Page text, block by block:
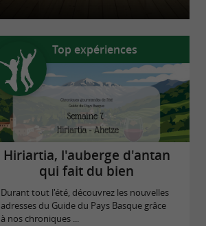
Top expériences
Hiriartia, l'auberge d'antan
qui fait du bien
Durant tout l'été, découvrez les nouvelles
adresses du Guide du Pays Basque grâce
à nos chroniques ...